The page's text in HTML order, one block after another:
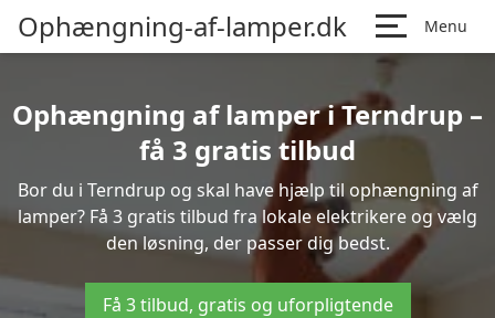
Ophængning-af-lamper.dk Menu
Ophængning af lamper i Terndrup –
få 3 gratis tilbud
Bor du i Terndrup og skal have hjælp til ophængning af
lamper? Få 3 gratis tilbud fra lokale elektrikere og vælg
den løsning, der passer dig bedst.
Få 3 tilbud, gratis og uforpligtende